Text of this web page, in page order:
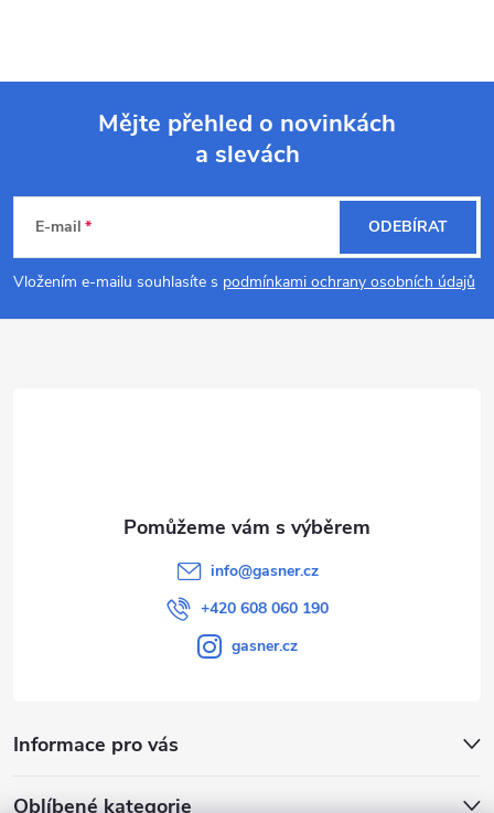
p
a
Mějte přehled o novinkách
a slevách
E-mail
Vložením e-mailu souhlasíte s podmínkami ochrany osobních údajů
ODEBÍRAT
info@gasner.cz
+420 608 060 190
gasner.cz
Informace pro vás
Oblíbené kategorie